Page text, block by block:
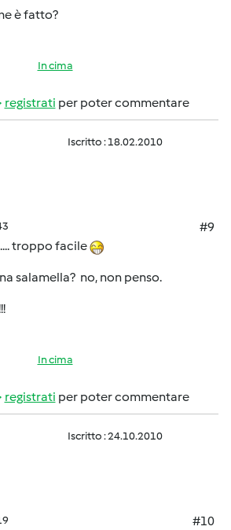
è fatto?
In cima
registrati per poter commentare
Iscritto : 18.02.2010
#9
troppo facile
salamella? no, non penso.
In cima
registrati per poter commentare
Iscritto : 24.10.2010
#10